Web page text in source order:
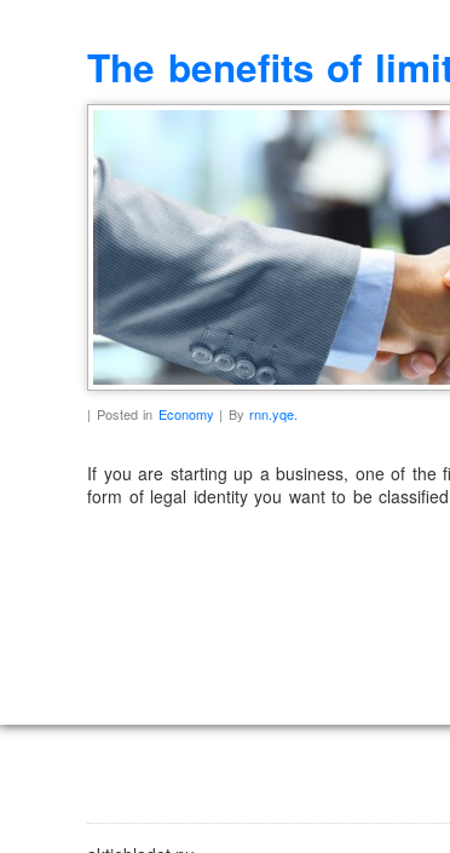
The benefits of
| Posted in Economy | By rnn.yqe.
If you are starting up a business, one of the
form of legal identity you want to be